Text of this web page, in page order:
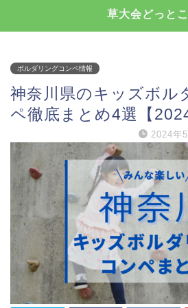
草大会どっと
ボルダリングコンペ情報
神奈川県のキッズボル
ペ徹底まとめ4選【
2024年